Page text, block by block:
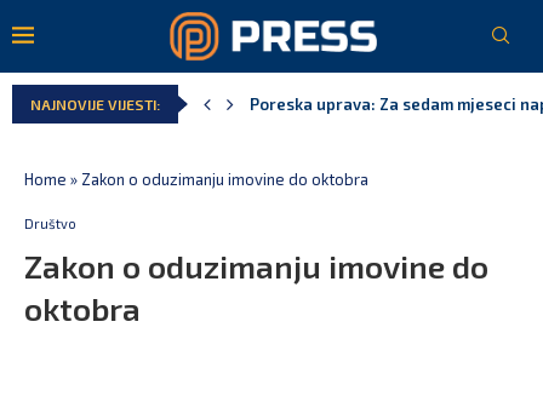
NAJNOVIJE VIJESTI:
Poreska uprava: Za sedam mjeseci
Home » Zakon o oduzimanju imovine do oktobra
Društvo
Zakon o oduzimanju imovine do
oktobra